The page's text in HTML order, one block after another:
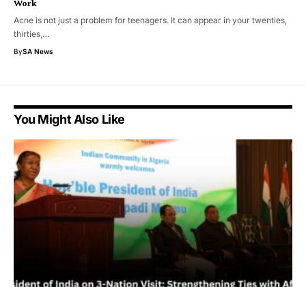
Work
Acne is not just a problem for teenagers. It can appear in your twenties,
thirties,…
BySA News
You Might Also Like